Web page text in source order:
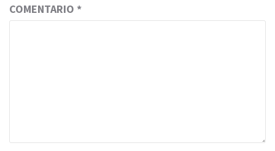
COMENTARIO *